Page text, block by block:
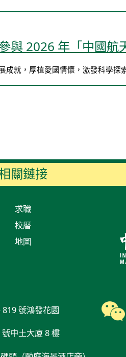
與 2026 年「中國航
成就，厚植愛國情懷，激發科學
關鏈接
求職
校曆
地圖
號鴻發花園
中土大廈 8 樓